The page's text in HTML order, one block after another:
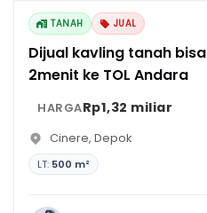
TANAH JUAL
Dijual kavling tanah
2menit ke TOL Andara
HARGARp1,32 miliar
Cinere, Depok
LT: 500 m²